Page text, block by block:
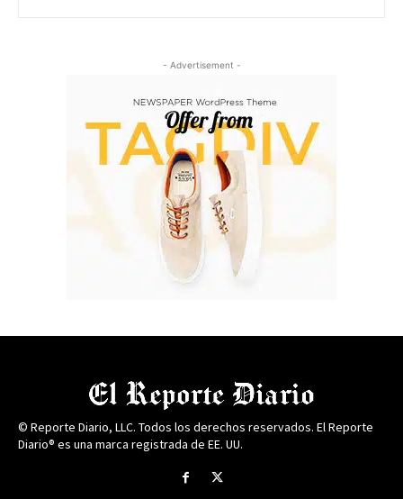
- Advertisement -
© Reporte Diario, LLC. Todos los derechos reservados. El Reporte
Diario® es una marca registrada de EE. UU.